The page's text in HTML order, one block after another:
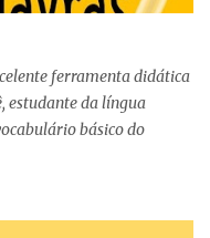
ferramenta didática
estudante da língua
básico do